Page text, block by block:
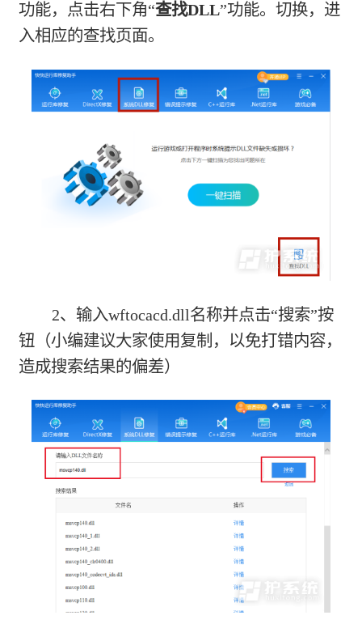
功能，点击右下角“查找DLL”功能。切换，进
入相应的查找页面。
2、输入wftocacd.dll名称并点击“搜索”按
钮（小编建议大家使用复制，以免打错内容，
造成搜索结果的偏差）